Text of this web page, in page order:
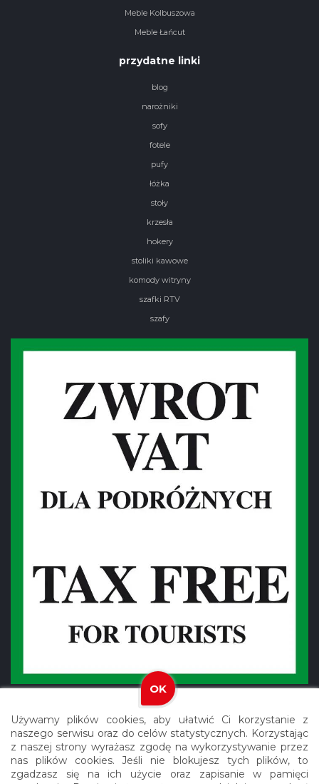
Meble Kolbuszowa
Meble Łańcut
przydatne linki
blog
narożniki
sofy
fotele
pufy
łóżka
stoły
krzesła
hokery
stoliki kawowe
komody witryny
szafki RTV
szafy
Copyright © 2021 Meblex. Wszystkie prawa zastrzeżone.
Używamy plików cookies, aby ułatwić Ci korzystanie z
naszego serwisu oraz do celów statystycznych. Korzystając
z naszej strony wyrażasz zgodę na wykorzystywanie przez
nas plików cookies. Jeśli nie blokujesz tych plików, to
zgadzasz się na ich użycie oraz zapisanie w pamięci
OK